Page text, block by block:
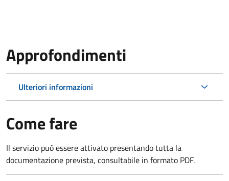
Approfondimenti
Ulteriori informazioni
Come fare
Il servizio può essere attivato presentando tutta la
documentazione prevista, consultabile in formato PDF.